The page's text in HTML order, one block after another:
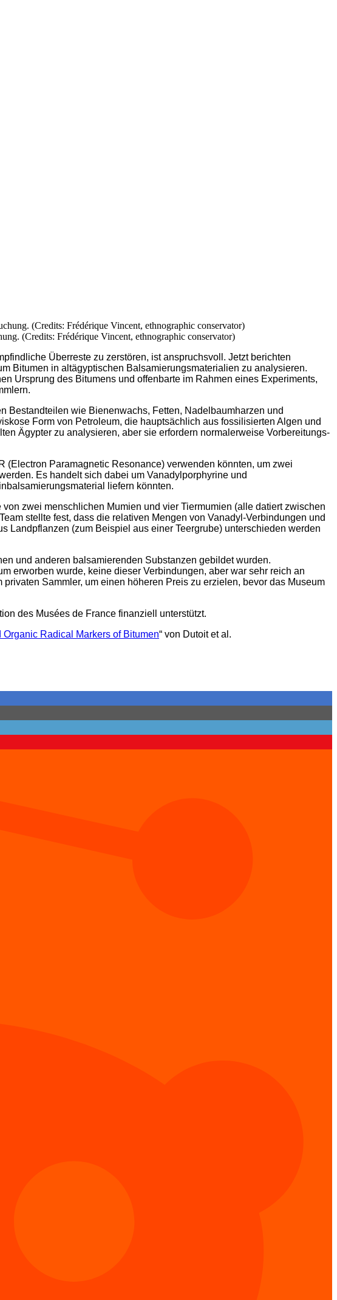
(Credits: Frédérique Vincent, ethnographic conservator)
Überreste zu zerstören, ist anspruchsvoll. Jetzt berichten
Bitumen in altägyptischen Balsamierungsmaterialien zu analysieren.
Ursprung des Bitumens und offenbarte im Rahmen eines Experiments,
Bestandteilen wie Bienenwachs, Fetten, Nadelbaumharzen und
Form von Petroleum, die hauptsächlich aus fossilisierten Algen und
Ägypter zu analysieren, aber sie erfordern normalerweise Vorbereitungs-
Paramagnetic Resonance) verwenden könnten, um zwei
Es handelt sich dabei um Vanadylporphyrine und
liefern könnten.
zwei menschlichen Mumien und vier Tiermumien (alle datiert zwischen
stellte fest, dass die relativen Mengen von Vanadyl-Verbindungen und
Landpflanzen (zum Beispiel aus einer Teergrube) unterschieden werden
und anderen balsamierenden Substanzen gebildet wurden.
erworben wurde, keine dieser Verbindungen, aber war sehr reich an
Sammler, um einen höheren Preis zu erzielen, bevor das Museum
des Musées de France finanziell unterstützt.
Radical Markers of Bitumen“ von Dutoit et al.